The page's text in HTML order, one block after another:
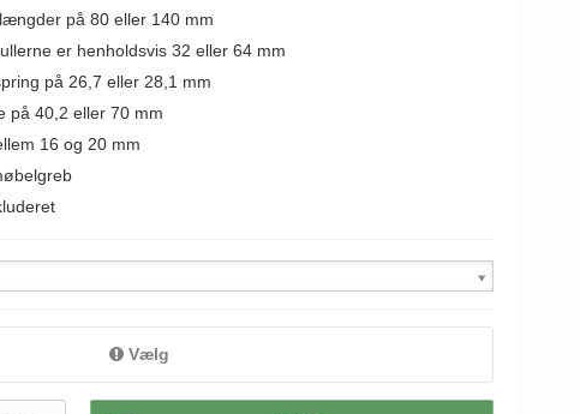
på 80 eller 140 mm
er henholdsvis 32 eller 64 mm
på 26,7 eller 28,1 mm
på 40,2 eller 70 mm
16 og 20 mm
Vælg